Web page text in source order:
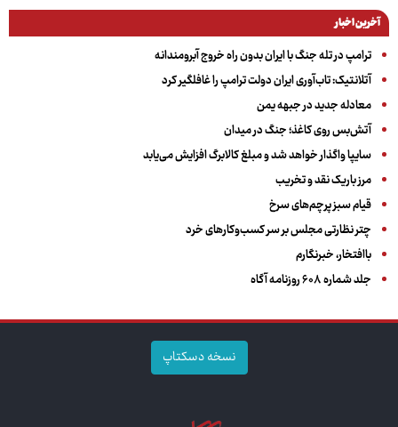
آخرین اخبار
ترامپ در تله جنگ با ایران بدون راه خروج آبرومندانه
آتلانتیک: تاب‌آوری ایران دولت ترامپ را غافلگیر کرد
معادله جدید در جبهه یمن
آتش‌بس روی کاغذ؛ جنگ در میدان
سایپا واگذار خواهد شد و مبلغ کالابرگ افزایش می‌یابد
مرز باریک نقد و تخریب
قیام سبز پرچم‌های سرخ
چتر نظارتی مجلس بر سر کسب‌وکارهای خرد
باافتخار، خبرنگارم
جلد شماره ۶۰۸ روزنامه آگاه
نسخه دسکتاپ